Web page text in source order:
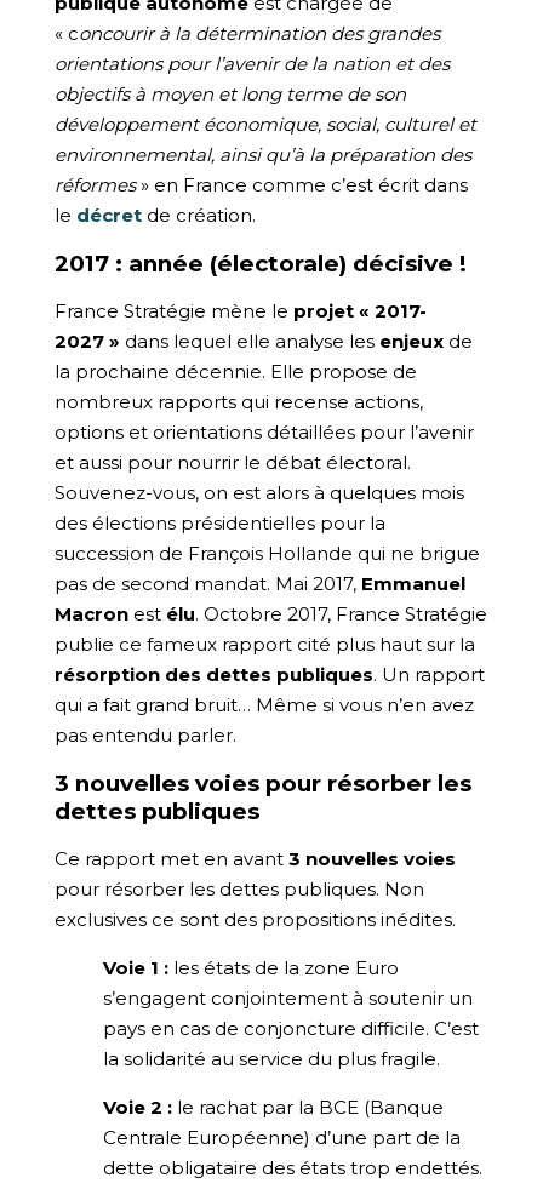
« concourir à la détermination des grandes
orientations pour l’avenir de la nation et des
objectifs à moyen et long terme de son
développement économique, social, culturel et
environnemental, ainsi qu’à la préparation des
réformes» en France comme c’est écrit dans
le décretde création.
2017 : année (électorale) décisive !
France Stratégie mène le projet « 2017-
2027 » dans lequel elle analyse les enjeuxde
la prochaine décennie. Elle propose de
nombreux rapports qui recense actions,
options et orientations détaillées pour l’avenir
et aussi pour nourrir le débat électoral.
Souvenez-vous, on est alors à quelques mois
des élections présidentielles pour la
succession de François Hollande qui ne brigue
pas de second mandat. Mai 2017, Emmanuel
Macronest élu. Octobre 2017, France Stratégie
publie ce fameux rapport cité plus haut sur la
résorption des dettes publiques. Un rapport
qui a fait grand bruit… Même si vous n’en avez
pas entendu parler.
3 nouvelles voies pour résorber les
dettes publiques
Ce rapport met en avant 3 nouvelles voies
pour résorber les dettes publiques. Non
exclusives ce sont des propositions inédites.
Voie 1 :les états de la zone Euro
s’engagent conjointement à soutenir un
pays en cas de conjoncture difficile. C’est
la solidarité au service du plus fragile.
Voie 2 :le rachat par la BCE (Banque
Centrale Européenne) d’une part de la
dette obligataire des états trop endettés.